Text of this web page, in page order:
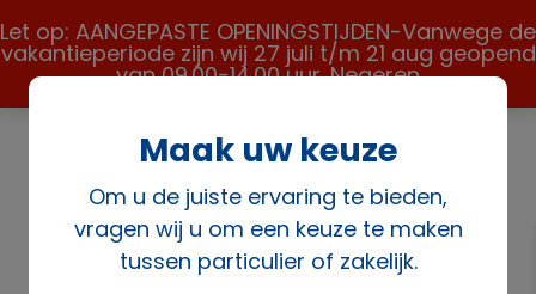
Let op: AANGEPASTE OPENINGSTIJDEN-Vanwege de
vakantieperiode zijn wij 27 juli t/m 21 aug geopend
van 09.00-14.00 uur.Negeren
Verkoopartikelen / Hittebes.
Maak uw keuze
Om u de juiste ervaring te bieden,
vragen wij u om een keuze te maken
tussen particulier of zakelijk.